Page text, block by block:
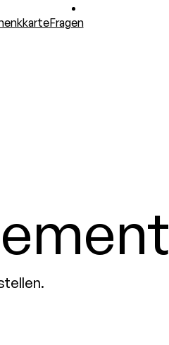
Fragen